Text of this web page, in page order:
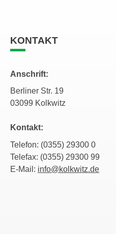
KONTAKT
Anschrift:
Berliner Str. 19
03099 Kolkwitz
Kontakt:
Telefon: (0355) 29300 0
Telefax: (0355) 29300 99
E-Mail: info@kolkwitz.de